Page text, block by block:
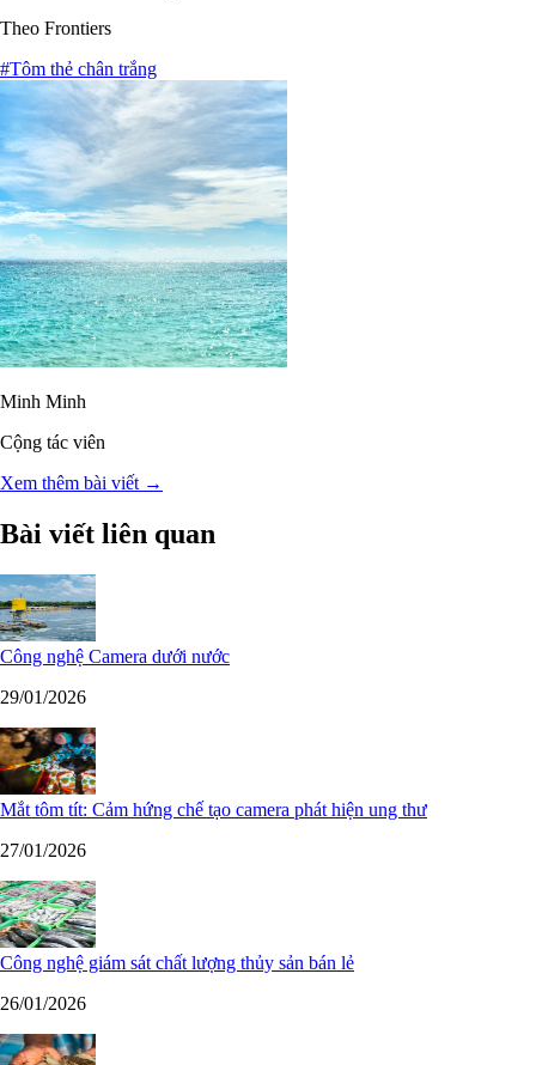
Theo Frontiers
#Tôm thẻ chân trắng
Minh Minh
Cộng tác viên
Xem thêm bài viết →
Bài viết liên quan
Công nghệ Camera dưới nước
29/01/2026
Mắt tôm tít: Cảm hứng chế tạo camera phát hiện ung thư
27/01/2026
Công nghệ giám sát chất lượng thủy sản bán lẻ
26/01/2026